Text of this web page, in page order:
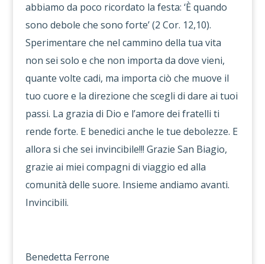
abbiamo da poco ricordato la festa: ‘È quando
sono debole che sono forte’ (2 Cor. 12,10).
Sperimentare che nel cammino della tua vita
non sei solo e che non importa da dove vieni,
quante volte cadi, ma importa ciò che muove il
tuo cuore e la direzione che scegli di dare ai tuoi
passi. La grazia di Dio e l’amore dei fratelli ti
rende forte. E benedici anche le tue debolezze. E
allora si che sei invincibile!!! Grazie San Biagio,
grazie ai miei compagni di viaggio ed alla
comunità delle suore. Insieme andiamo avanti.
Invincibili.
Benedetta Ferrone